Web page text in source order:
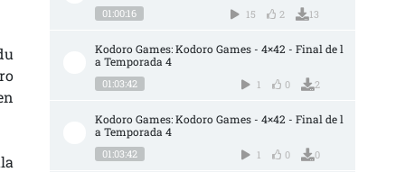
01:00:16 15 2 13
Kodoro Games: Kodoro Games - 4×42 - Final de l
a Temporada 4
01:03:42 1 0 2
Kodoro Games: Kodoro Games - 4×42 - Final de l
a Temporada 4
01:03:42 1 0 0